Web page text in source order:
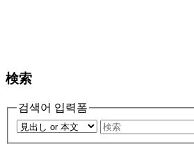
検索
검색어 입력폼